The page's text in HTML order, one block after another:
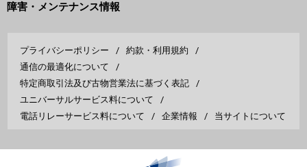
障害・メンテナンス情報
プライバシーポリシー
約款・利用規約
通信の最適化について
特定商取引法及び古物営業法に基づく表記
ユニバーサルサービス料について
電話リレーサービス料について
企業情報 当サイトについて